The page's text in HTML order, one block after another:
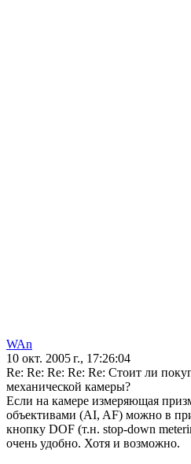
WAn
10 окт. 2005 г., 17:26:04
Re: Re: Re: Re: Re: Стоит ли
механической камеры?
Если на камере измеряющая
объективами (AI, AF) можно в
кнопку DOF (т.н. stop-down
очень удобно. Хотя и возможно.